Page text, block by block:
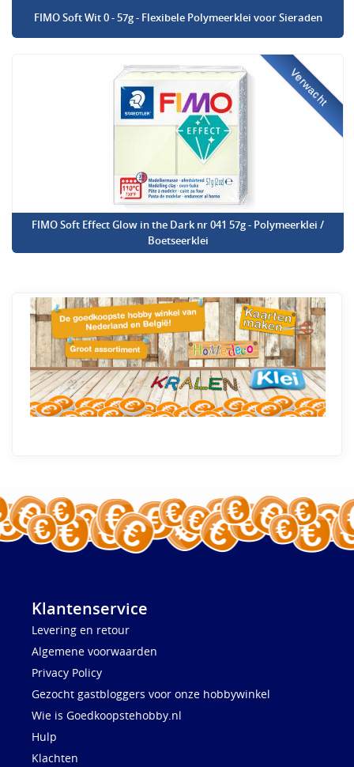
FIMO Soft Wit 0 - 57g - Flexibele Polymeerklei voor Sieraden
Verwacht
FIMO Soft Effect Glow in the Dark nr 041 57g - Polymeerklei /
Boetseerklei
Klantenservice
Levering en retour
Algemene voorwaarden
Privacy Policy
Gezocht gastbloggers voor onze hobbywinkel
Wie is Goedkoopstehobby.nl
Hulp
Klachten